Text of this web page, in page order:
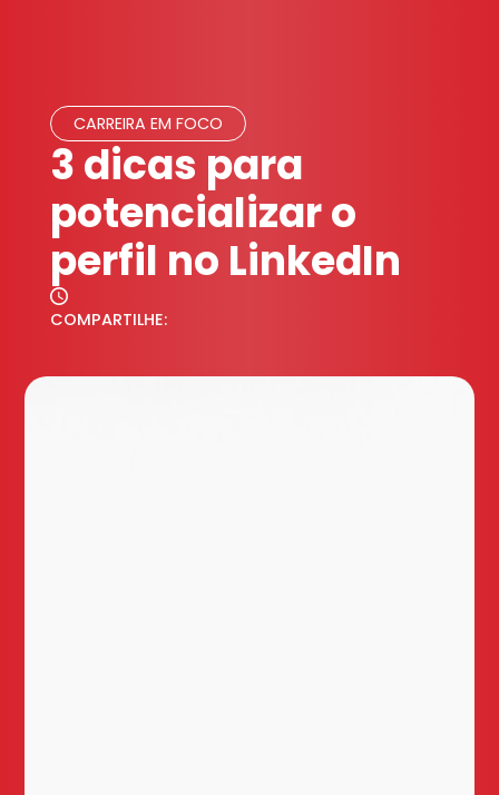
CARREIRA EM FOCO
3 dicas para
potencializar o
perfil no LinkedIn
COMPARTILHE: